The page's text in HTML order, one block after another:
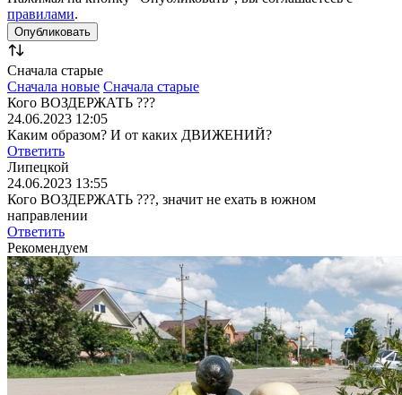
правилами.
Сначала старые
Сначала новые Сначала старые
Кого ВОЗДЕРЖАТЬ ???
24.06.2023 12:05
Каким образом? И от каких ДВИЖЕНИЙ?
Ответить
Липецкой
24.06.2023 13:55
Кого ВОЗДЕРЖАТЬ ???, значит не ехать в южном
направлении
Ответить
Рекомендуем